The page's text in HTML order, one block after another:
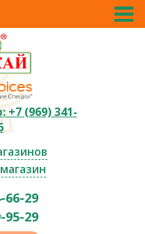
+7 (969) 341-
66-29
95-29